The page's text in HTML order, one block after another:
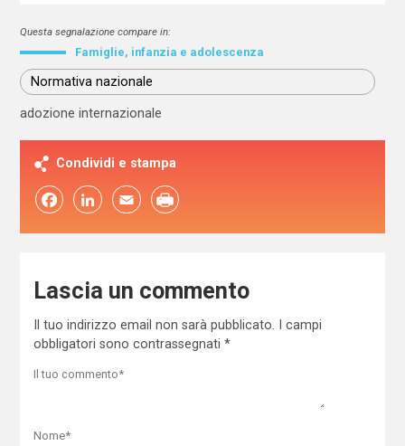
Questa segnalazione compare in:
Famiglie, infanzia e adolescenza
Normativa nazionale
adozione internazionale
Condividi e stampa
FacebookLinkedIn Email
Lascia un commento
Il tuo indirizzo email non sarà pubblicato.
I campi
obbligatori sono contrassegnati *